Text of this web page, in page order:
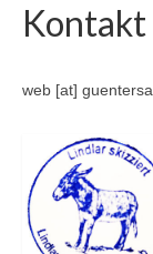
Kontakt
web [at]